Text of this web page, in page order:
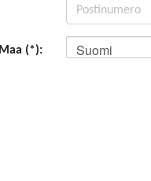
Maa (*): Suomi